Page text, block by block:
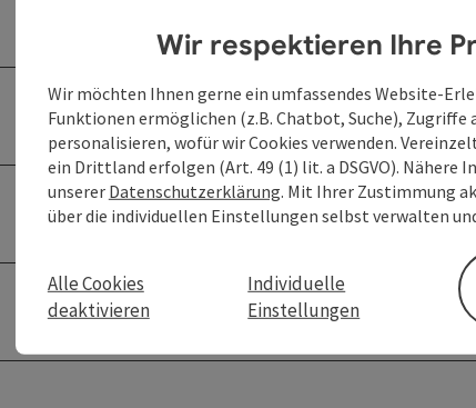
Wir respektieren Ihre
Wir möchten Ihnen gerne ein umfassendes Website-
Funktionen ermöglichen (z.B. Chatbot, Suche), Zugriffe
personalisieren, wofür wir Cookies verwenden.
ein Drittland erfolgen (Art. 49 (1) lit. a DSGVO). Nähere
unserer Datenschutzerklärung. Mit Ihrer Zustimmung
über die individuellen Einstellungen selbst verwalten
Alle Cookies
deaktivieren
Individuelle
Einstellungen